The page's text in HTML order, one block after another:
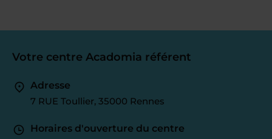
Votre centre Acadomia référent
Adresse
7 RUE Toullier, 35000 Rennes
Horaires d'ouverture du centre